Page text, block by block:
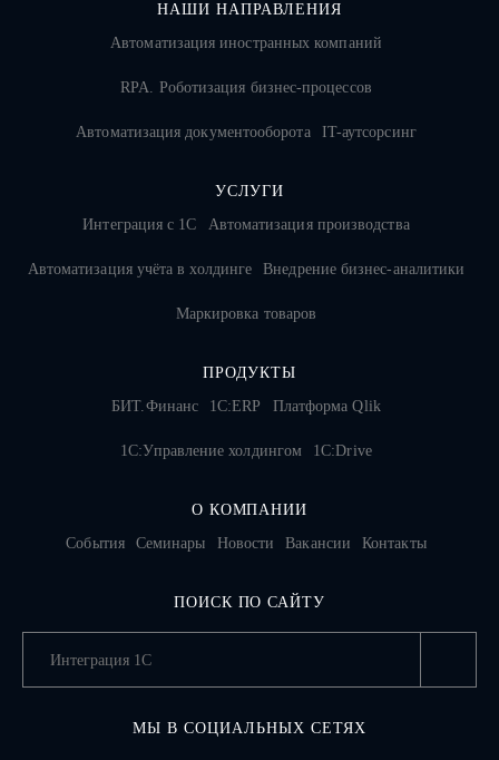
НАШИ НАПРАВЛЕНИЯ
Автоматизация иностранных компаний
RPA. Роботизация бизнес-процессов
Автоматизация документооборота IT-аутсорсинг
УСЛУГИ
Интеграция с 1С
Автоматизация производства
Автоматизация учёта в холдинге Внедрение бизнес-аналитики
Маркировка товаров
ПРОДУКТЫ
БИТ.Финанс
1С:ERP Платформа Qlik
1С:Управление холдингом 1C:Drive
О КОМПАНИИ
События
Семинары Новости Вакансии Контакты
ПОИСК ПО САЙТУ
МЫ В СОЦИАЛЬНЫХ СЕТЯХ